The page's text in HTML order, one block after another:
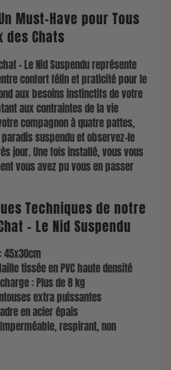
Must-Have pour Tous
des Chats
- Le Nid Suspendu représente
confort félin et praticité pour le
aux besoins instinctifs de votre
aux contraintes de la vie
compagnon à quatre pattes,
suspendu et observez-le
jour. Une fois installé, vous vous
vous avez pu vous en passer
Techniques de notre
- Le Nid Suspendu
45x30cm
tissée en PVC haute densité
: Plus de 8 kg
extra puissantes
en acier épais
respirant, non